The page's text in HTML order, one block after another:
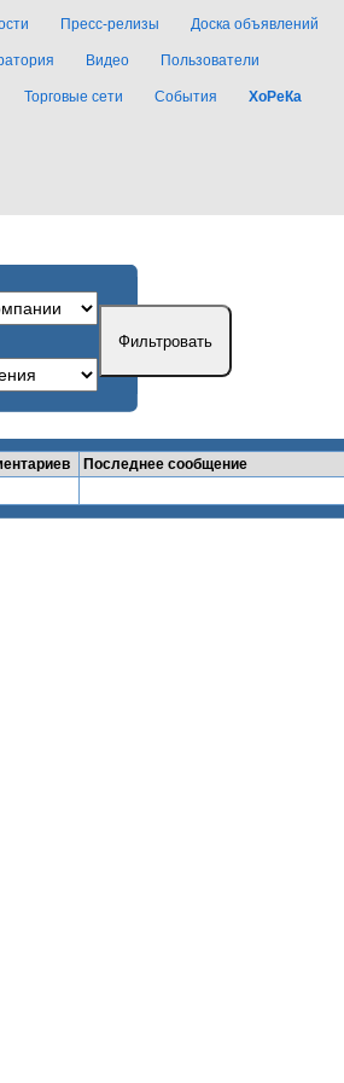
Пресс-релизы Доска объявлений
Видео Пользователи
Торговые сети События ХоРеКа
Последнее сообщение